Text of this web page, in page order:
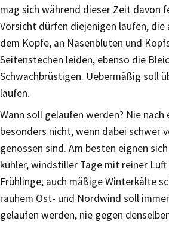
mag sich während dieser Zeit davon
Vorsicht dürfen diejenigen laufen, die
dem Kopfe, an Nasenbluten und
Seitenstechen leiden, ebenso die
Schwachbrüstigen. Uebermäßig soll
laufen.
Wann soll gelaufen werden? Nie
besonders nicht, wenn dabei schwer
genossen sind. Am besten eignen
kühler, windstiller Tage mit reiner
Frühlinge; auch mäßige Winterkälte
rauhem Ost- und Nordwind soll
gelaufen werden, nie gegen